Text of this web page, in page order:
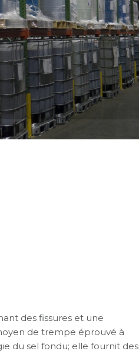
des fissures et une
de trempe éprouvé à
du sel fondu; elle fournit des